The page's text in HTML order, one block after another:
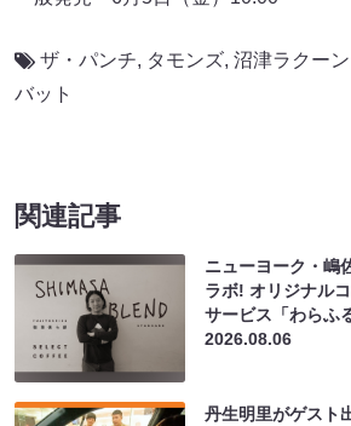
ザ・パンチ, タモンズ, 沼津ラクー
バット
関連記事
ニューヨーク・嶋
ラボ! オリジナル
サービス「わらふ
2026.08.06
丹生明里がゲスト